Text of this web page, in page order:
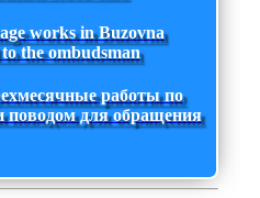
works in Buzovna
the ombudsman
работы по
поводом для обращения